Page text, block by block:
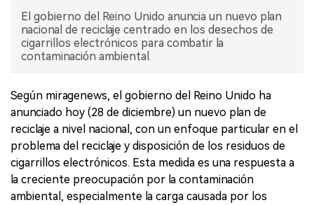
El gobierno del Reino Unido anuncia un nuevo plan
nacional de reciclaje centrado en los desechos de
cigarrillos electrónicos para combatir la
contaminación ambiental.
Según miragenews, el gobierno del Reino Unido ha
anunciado hoy (28 de diciembre) un nuevo plan de
reciclaje a nivel nacional, con un enfoque particular en el
problema del reciclaje y disposición de los residuos de
cigarrillos electrónicos. Esta medida es una respuesta a
la creciente preocupación por la contaminación
ambiental, especialmente la carga causada por los